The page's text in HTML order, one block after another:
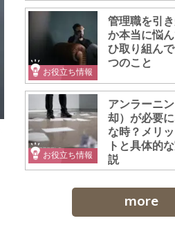
お役立ち情報
管理職を引
か本当に悩
ひ取り組ん
つのこと
お役立ち情報
アンラーニ
却）が必要
な時？メリ
トと具体的
説
more